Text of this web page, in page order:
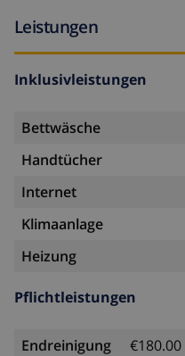
Leistungen
Inklusivleistungen
Bettwäsche
Handtücher
Internet
Klimaanlage
Heizung
Pflichtleistungen
Endreinigung
€180.00